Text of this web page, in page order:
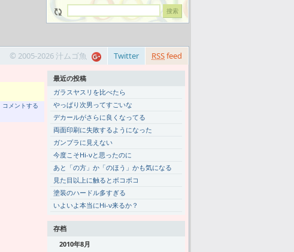
RSSfeed
Twitter
© 2005-2026 汁ムゴ魚
コメントする
最近の投稿
ガラスヤスリを比べたら
やっぱり次男ってすごいな
デカールがさらに良くなってる
両面印刷に失敗するようになった
ガンプラに見えない
今度こそHi-νと思ったのに
あと「の方」か「のほう」かも気になる
見た目以上に触るとボコボコ
塗装のハードル多すぎる
いよいよ本当にHi-ν来るか？
存档
2010年8月